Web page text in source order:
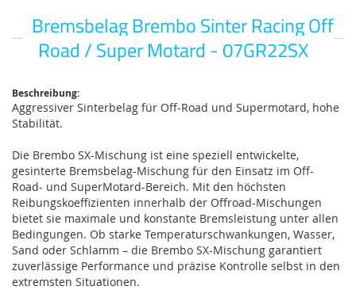
Bremsbelag Brembo Sinter Racing Off
Road / Super Motard - 07GR22SX
Zum
Anfang
Beschreibung:
Aggressiver Sinterbelag für Off-Road und Supermotard, hohe
Stabilität.
Die Brembo SX-Mischung ist eine speziell entwickelte,
gesinterte Bremsbelag-Mischung für den Einsatz im Off-
Road- und SuperMotard-Bereich. Mit den höchsten
Reibungskoeffizienten innerhalb der Offroad-Mischungen
bietet sie maximale und konstante Bremsleistung unter allen
Bedingungen. Ob starke Temperaturschwankungen, Wasser,
Sand oder Schlamm – die Brembo SX-Mischung garantiert
zuverlässige Performance und präzise Kontrolle selbst in den
extremsten Situationen.